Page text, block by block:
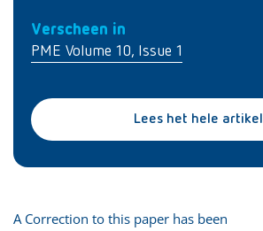
Verscheen in
PME Volume 10, Issue 1
Lees het hele artikel
A Correction to this paper has been